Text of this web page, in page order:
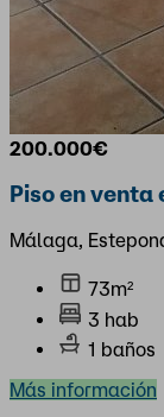
200.000€
Piso en venta
Málaga,
73m²
3 hab
1 baños
Más información